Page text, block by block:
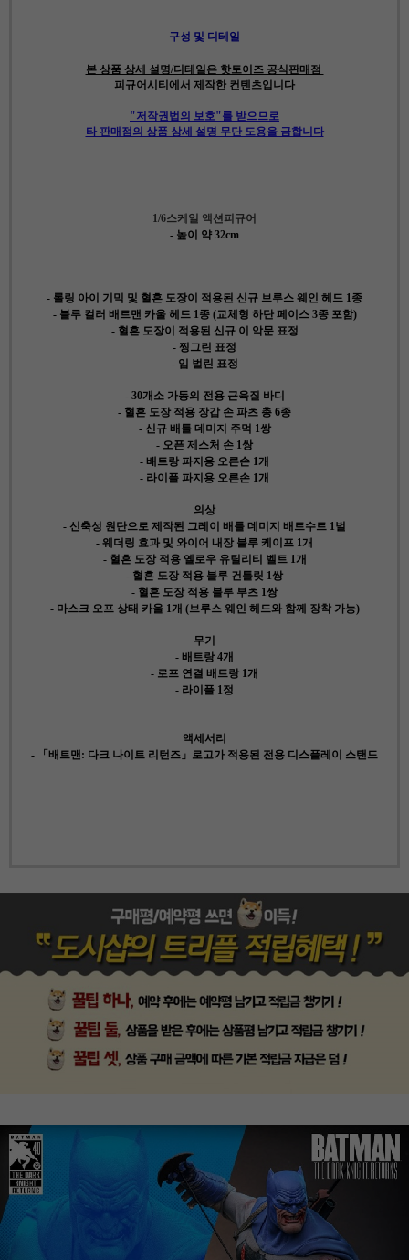
구성 및 디테일
본 상품 상세 설명/디테일은 핫토이즈 공식판매점
피규어시티에서 제작한 컨텐츠입니다
"저작권법의 보호"를 받으므로
타 판매점의 상품 상세 설명 무단 도용을 금합니다
1/6스케일 액션피규어
- 높이 약 32cm
- 롤링 아이 기믹 및 혈흔 도장이 적용된 신규 브루스 웨인 헤드 1종
- 블루 컬러 배트맨 카울 헤드 1종 (교체형 하단 페이스 3종 포함)
- 혈흔 도장이 적용된 신규 이 악문 표정
- 찡그린 표정
- 입 벌린 표정
- 30개소 가동의 전용 근육질 바디
- 혈흔 도장 적용 장갑 손 파츠 총 6종
- 신규 배틀 데미지 주먹 1쌍
- 오픈 제스처 손 1쌍
- 배트랑 파지용 오른손 1개
- 라이플 파지용 오른손 1개
의상
- 신축성 원단으로 제작된 그레이 배틀 데미지 배트수트 1벌
- 웨더링 효과 및 와이어 내장 블루 케이프 1개
- 혈흔 도장 적용 옐로우 유틸리티 벨트 1개
- 혈흔 도장 적용 블루 건틀릿 1쌍
- 혈흔 도장 적용 블루 부츠 1쌍
- 마스크 오프 상태 카울 1개 (브루스 웨인 헤드와 함께 장착 가능)
무기
- 배트랑 4개
- 로프 연결 배트랑 1개
- 라이플 1정
액세서리
- 「배트맨: 다크 나이트 리턴즈」로고가 적용된 전용 디스플레이 스탠드